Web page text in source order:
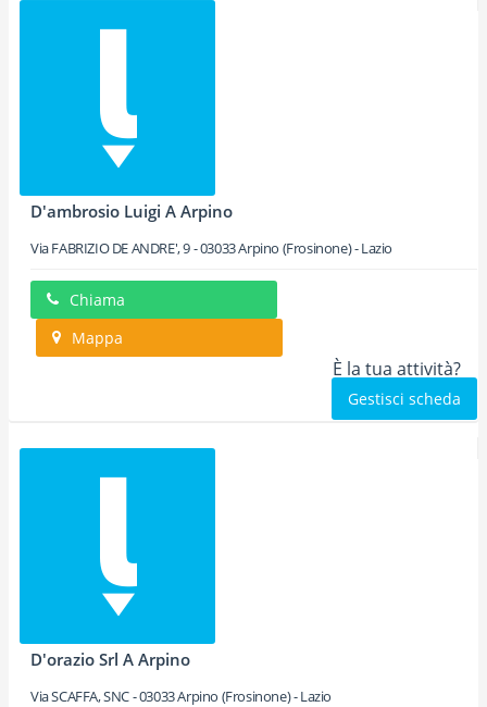
D'ambrosio Luigi A Arpino
Via FABRIZIO DE ANDRE', 9-03033Arpino (Frosinone) -Lazio
Chiama
Mappa
È la tua attività?
Gestisci scheda
D'orazio Srl A Arpino
Via SCAFFA, SNC-03033Arpino (Frosinone) -Lazio